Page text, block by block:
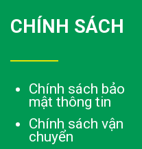
CHÍNH SÁCH
Chính sách bảo
mật thông tin
Chính sách vận
chuyển